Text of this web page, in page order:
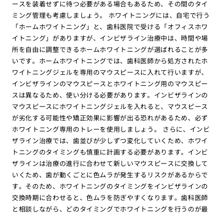
ースを装着せずに待つ必要がある場合もあるため、その間のタイ
ミング管理も考慮しましょう。 ホワイトニングには、自宅で行う
「ホームホワイトニング」と、歯科医院で受ける「オフィスホワ
イトニング」がありますが、インビザライン治療中は、時間や場
所を自由に調整できるホームホワイトニングが選ばれることが多
いです。ホームホワイトニングでは、歯科医師から処方されたホ
ワイトニングジェルを専用のマウスピースに入れて行いますが、
インビザラインのマウスピースとホワイトニング用のマウスピー
スは異なるため、使い分ける必要があります。インビザラインの
マウスピースにホワイトニングジェルを入れると、マウスピース
が劣化する可能性や矯正効果に影響が出る恐れがあるため、必ず
ホワイトニング専用のトレーを使用しましょう。 さらに、インビ
ザライン治療では、歯並びが少しずつ変化していくため、ホワイ
トニングのタイミングも慎重に計画する必要があります。インビ
ザラインは治療の進行に合わせて新しいマウスピースに交換して
いくため、歯が動くごとに色ムラが発生するリスクがあるからで
す。そのため、ホワイトニングのタイミングをインビザラインの
交換時期に合わせると、色ムラを防ぎやすくなります。歯科医師
と相談しながら、どのタイミングでホワイトニングを行うのが最